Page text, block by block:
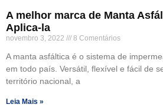
A melhor marca de Manta
Aplica-la
novembro 3, 2022 8 Comentários
A manta asfáltica é o sistema de
em todo país. Versátil, flexível e fácil de
território nacional, a
Leia Mais »